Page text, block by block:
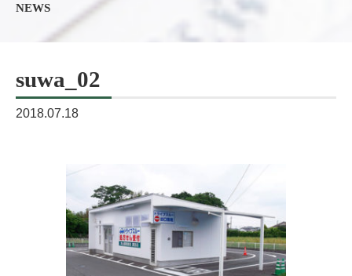
NEWS
suwa_02
2018.07.18